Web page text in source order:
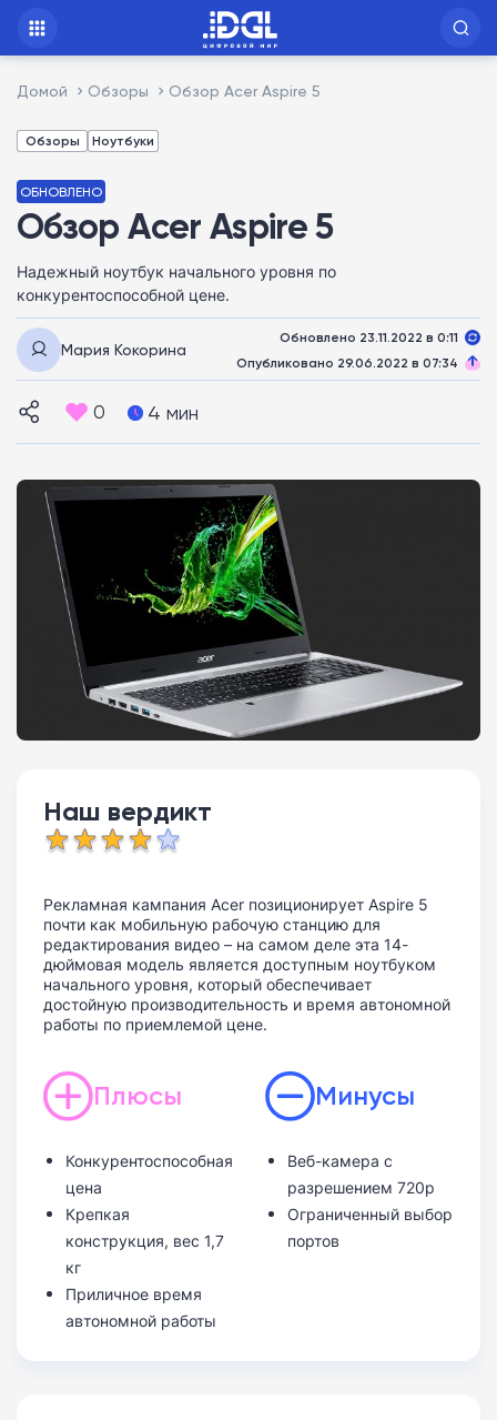
Домой Обзоры Обзор Acer Aspire 5
Обзоры Ноутбуки
ОБНОВЛЕНО
Обзор Acer Aspire 5
Надежный ноутбук начального уровня по
конкурентоспособной цене.
Мария Кокорина
Обновлено 23.11.2022 в 0:11
Опубликовано 29.06.2022 в 07:34
0 4 мин
Наш вердикт
Рекламная кампания Acer позиционирует Aspire 5
почти как мобильную рабочую станцию для
редактирования видео – на самом деле эта 14-
дюймовая модель является доступным ноутбуком
начального уровня, который обеспечивает
достойную производительность и время автономной
работы по приемлемой цене.
Плюсы
Конкурентоспособная
цена
Крепкая
конструкция, вес 1,7
кг
Приличное время
автономной работы
Минусы
Веб-камера с
разрешением 720p
Ограниченный выбор
портов